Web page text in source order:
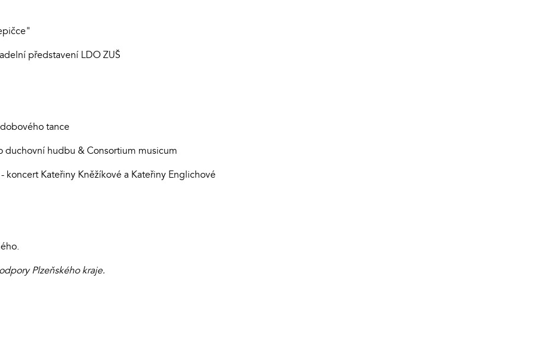
představení LDO ZUŠ
tance
hudbu & Consortium musicum
koncert Kateřiny Kněžíkové a Kateřiny Englichové
Plzeňského kraje.